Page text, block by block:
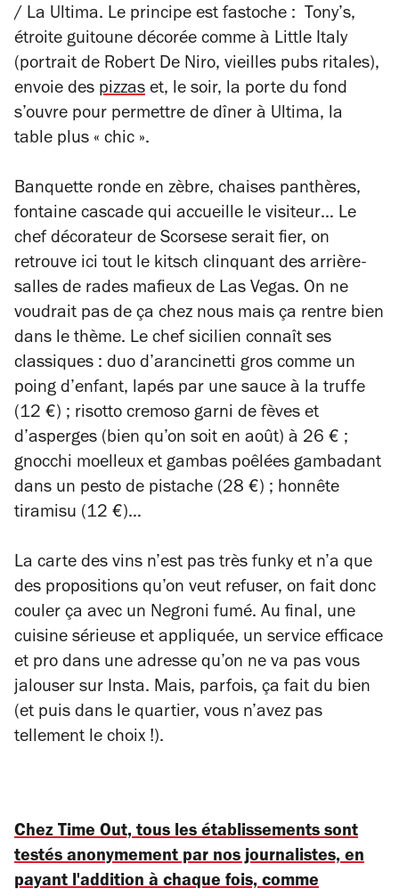
/ La Ultima. Le principe est fastoche : Tony’s,
étroite guitoune décorée comme à Little Italy
(portrait de Robert De Niro, vieilles pubs ritales),
envoie des pizzas et, le soir, la porte du fond
s’ouvre pour permettre de dîner à Ultima, la
table plus « chic ».
Banquette ronde en zèbre, chaises panthères,
fontaine cascade qui accueille le visiteur… Le
chef décorateur de Scorsese serait fier, on
retrouve ici tout le kitsch clinquant des arrière-
salles de rades mafieux de Las Vegas. On ne
voudrait pas de ça chez nous mais ça rentre bien
dans le thème. Le chef sicilien connaît ses
classiques : duo d’arancinetti gros comme un
poing d’enfant, lapés par une sauce à la truffe
(12 €) ; risotto cremoso garni de fèves et
d’asperges (bien qu’on soit en août) à 26 € ;
gnocchi moelleux et gambas poêlées gambadant
dans un pesto de pistache (28 €) ; honnête
tiramisu (12 €)…
La carte des vins n’est pas très funky et n’a que
des propositions qu’on veut refuser, on fait donc
couler ça avec un Negroni fumé. Au final, une
cuisine sérieuse et appliquée, un service efficace
et pro dans une adresse qu’on ne va pas vous
jalouser sur Insta. Mais, parfois, ça fait du bien
(et puis dans le quartier, vous n’avez pas
tellement le choix !).
Chez Time Out, tous les établissements sont
testés anonymement par nos journalistes, en
payant l'addition à chaque fois, comme